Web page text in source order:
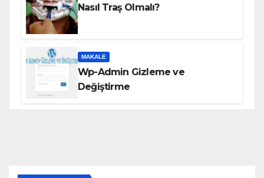
Nasıl Traş Olmalı?
MAKALE
Wp-Admin Gizleme ve
Değiştirme